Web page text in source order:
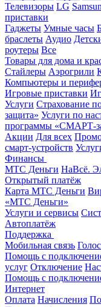
Телевизоры LG
приставки
Гаджеты Умные часы
браслеты Аудио
роутеры Все
Товары для дома и
Стайлеры Аэрогрили
Компьютеры и
Игровые приставки
Услуги Страхование
защита» Услуги по
программы «СМАРТ-
Акции Для всех
смарт-устройств
Финансы
МТС Деньги НаВсё.
Открытый платёж
Карта МТС Деньги
«МТС Деньги»
Услуги и сервисы
Автоплатёж
Поддержка
Мобильная связь
Помощь с
услуг Отключение
Помощь с
Интернет
Оплата Начисления